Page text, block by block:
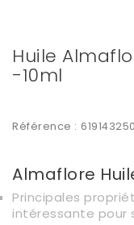
Huile
-10ml
Référence :
Almaflore
Principales
intéressante pour